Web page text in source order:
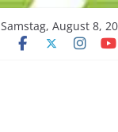
Samstag, August 8,